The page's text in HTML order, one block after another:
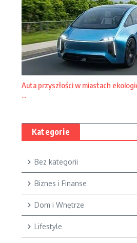
Auta przyszłości w miastach
...
Kategorie
Bez kategorii
Biznes i Finanse
Dom i Wnętrze
Lifestyle